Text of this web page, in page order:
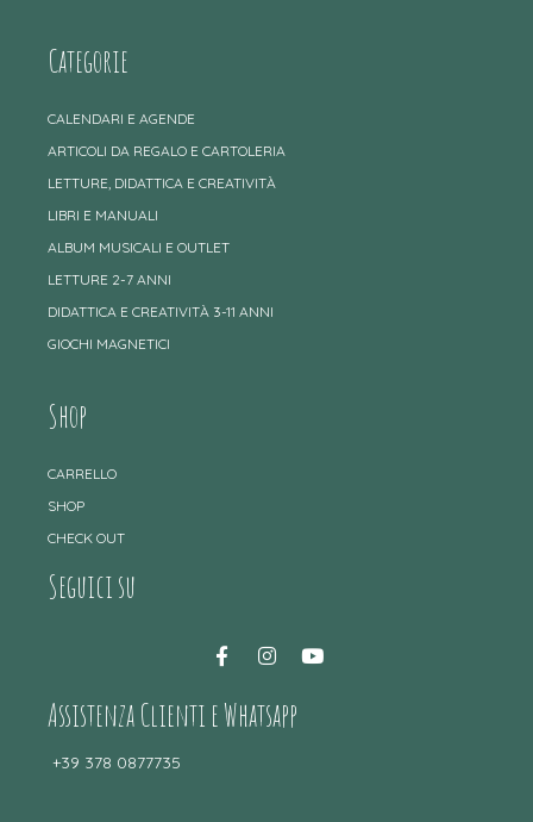
Categorie
CALENDARI E AGENDE
ARTICOLI DA REGALO E CARTOLERIA
LETTURE, DIDATTICA E CREATIVITÀ
LIBRI E MANUALI
ALBUM MUSICALI E OUTLET
LETTURE 2-7 ANNI
DIDATTICA E CREATIVITÀ 3-11 ANNI
GIOCHI MAGNETICI
Shop
CARRELLO
SHOP
CHECK OUT
Seguici su
Assistenza Clienti e Whatsapp
+39 378 0877735